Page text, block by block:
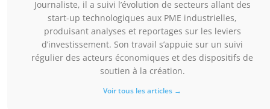
Journaliste, il a suivi l’évolution de secteurs allant des
start-up technologiques aux PME industrielles,
produisant analyses et reportages sur les leviers
d’investissement. Son travail s’appuie sur un suivi
régulier des acteurs économiques et des dispositifs de
soutien à la création.
Voir tous les articles →